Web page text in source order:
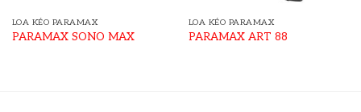
LOA KÉO PARAMAX
PARAMAX SONO MAX
LOA KÉO PARAMAX
PARAMAX ART 88